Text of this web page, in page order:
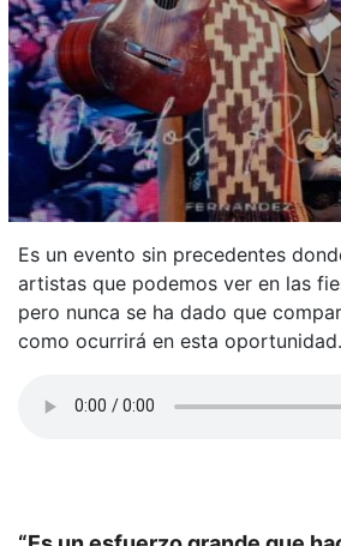
Es un evento sin precedentes
artistas que podemos ver en las
pero nunca se ha dado que
como ocurrirá en esta